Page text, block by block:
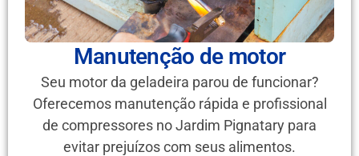
Manutenção de motor
Seu motor da geladeira parou de funcionar?
Oferecemos manutenção rápida e profissional
de compressores no Jardim Pignatary para
evitar prejuízos com seus alimentos.